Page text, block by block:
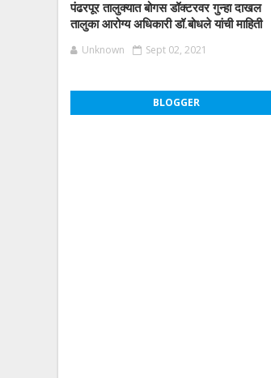
पंढरपूर तालुक्यात बोगस डॉक्टरवर गुन्हा दाखल
तालुका आरोग्य अधिकारी डॉ.बोधले यांची माहिती
Unknown Sept 02, 2021
BLOGGER